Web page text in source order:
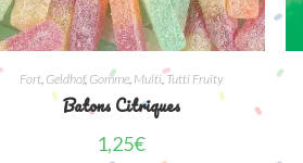
Fort, Geldhof, Gomme, Multi,Tutti Fruity
Batons Citriques
1,25€